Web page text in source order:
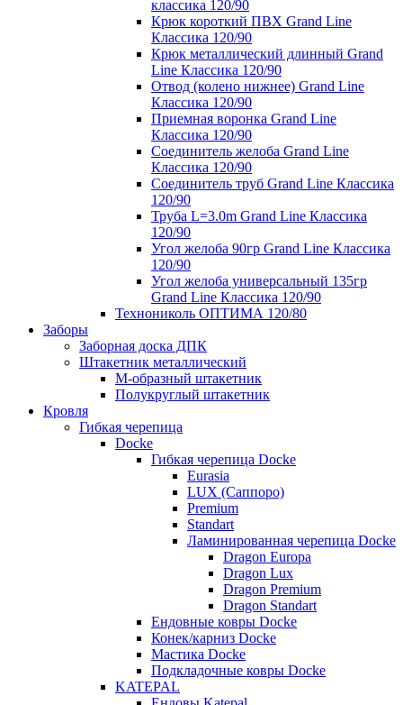
классика 120/90
Крюк короткий ПВХ Grand Line
Классика 120/90
Крюк металлический длинный Grand
Line Классика 120/90
Отвод (колено нижнее) Grand Line
Классика 120/90
Приемная воронка Grand Line
Классика 120/90
Соединитель желоба Grand Line
Классика 120/90
Соединитель труб Grand Line Классика
120/90
Труба L=3.0m Grand Line Классика
120/90
Угол желоба 90гр Grand Line Классика
120/90
Угол желоба универсальный 135гр
Grand Line Классика 120/90
Технониколь ОПТИМА 120/80
Заборы
Заборная доска ДПК
Штакетник металлический
М-образный штакетник
Полукруглый штакетник
Кровля
Гибкая черепица
Docke
Гибкая черепица Docke
Eurasia
LUX (Саппоро)
Premium
Standart
Ламинированная черепица Docke
Dragon Europa
Dragon Lux
Dragon Premium
Dragon Standart
Ендовные ковры Docke
Конек/карниз Docke
Мастика Docke
Подкладочные ковры Docke
KATEPAL